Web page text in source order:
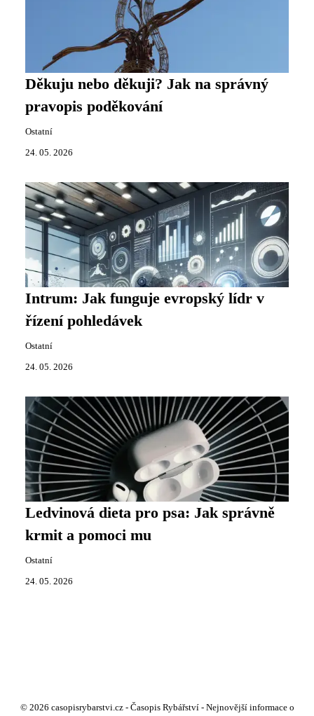
Děkuju nebo děkuji? Jak na správný
pravopis poděkování
Ostatní
24. 05. 2026
Intrum: Jak funguje evropský lídr v
řízení pohledávek
Ostatní
24. 05. 2026
Ledvinová dieta pro psa: Jak správně
krmit a pomoci mu
Ostatní
24. 05. 2026
© 2026 casopisrybarstvi.cz - Časopis Rybářství - Nejnovější informace o